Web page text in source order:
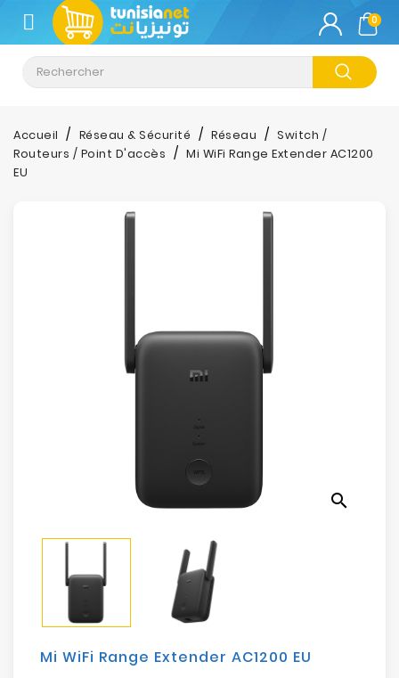
CATÉGORIE
Climatisation
Informatique
Téléphonie
Sécurité
Mobilités
Loisirs
0
Accueil Réseau & Sécurité Réseau
Switch /
Routeurs / Point D'accès
Mi WiFi Range Extender AC1200
EU
search
Mi WiFi Range Extender AC1200 EU